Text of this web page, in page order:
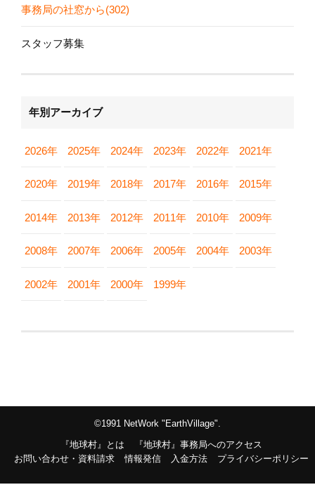
事務局の社窓から(302)
スタッフ募集
年別アーカイブ
2026年 2025年 2024年 2023年 2022年 2021年
2020年 2019年 2018年 2017年 2016年 2015年
2014年 2013年 2012年 2011年 2010年 2009年
2008年 2007年 2006年 2005年 2004年 2003年
2002年 2001年 2000年 1999年
©1991 NetWork "EarthVillage".
『地球村』とは
『地球村』事務局へのアクセス
お問い合わせ・資料請求
情報発信 入金方法 プライバシーポリシー